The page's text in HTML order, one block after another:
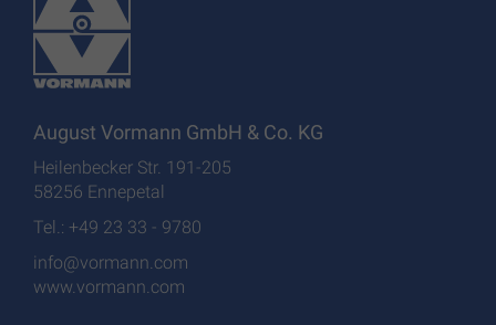
August Vormann GmbH & Co. KG
Heilenbecker Str. 191-205
58256 Ennepetal
Tel.: +49 23 33 - 9780
info@vormann.com
www.vormann.com